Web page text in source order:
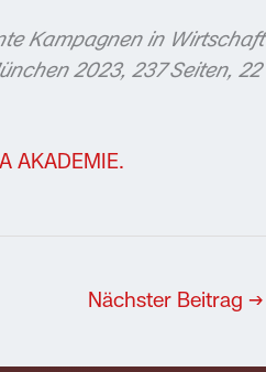
Kampagnen in Wirtschaft
2023, 237 Seiten, 22
AKADEMIE.
Nächster Beitrag →